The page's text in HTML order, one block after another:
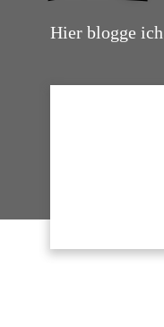
Hier blogge